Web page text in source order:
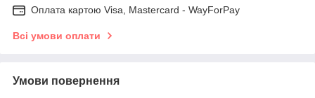
Оплата картою Visa, Mastercard - WayForPay
Всі умови оплати
Умови повернення